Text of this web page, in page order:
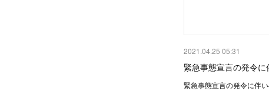
2021.04.25 05:31
緊急事態宣言の発令
緊急事態宣言の発令に伴